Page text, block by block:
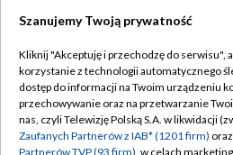
TVP
Abonament TVP
Emisja w TVP
Regulamin
Polityka
Szanujemy Twoją prywatność
Kliknij "Akceptuję i przechodzę do serwisu",
korzystanie z technologii automatycznego
dostęp do informacji na Twoim urządzeniu
przechowywanie oraz na przetwarzanie
nas, czyli Telewizję Polską S.A. w likwidacji
Zaufanych Partnerów z IAB* (1201 firm)
Partnerów TVP (93 firm) , w celach